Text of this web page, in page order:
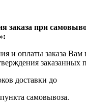
заказа при
и оплаты заказа Вам
заказанных
доставки до
самовывоза.